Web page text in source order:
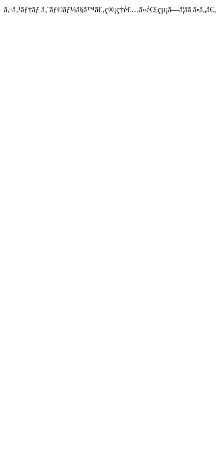
ã‚·ã‚¹ãƒ†ãƒ ã‚¨ãƒ©ãƒ¼ã§ã™ã€‚ç®¡ç†è€…ã«é€£çµ¡ã—ã¦ãã ã•ã„ã€‚